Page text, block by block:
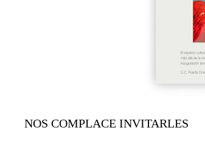
NOS COMPLACE INVITARLES